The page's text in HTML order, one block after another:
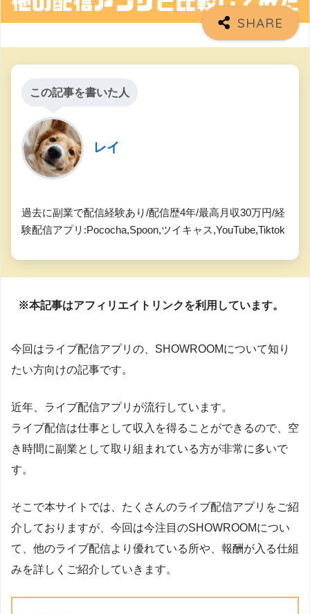
この記事を書いた人
レイ
過去に副業で配信経験あり/配信歴4年/最高月収30万円/経
験配信アプリ:Pococha,Spoon,ツイキャス,YouTube,Tiktok
※本記事はアフィリエイトリンクを利用しています。
今回はライブ配信アプリの、SHOWROOMについて知り
たい方向けの記事です。
近年、ライブ配信アプリが流行しています。
ライブ配信は仕事として収入を得ることができるので、空
き時間に副業として取り組まれている方が非常に多いで
す。
そこで本サイトでは、たくさんのライブ配信アプリをご紹
介しておりますが、今回は今注目のSHOWROOMについ
て、他のライブ配信より優れている所や、報酬が入る仕組
みを詳しくご紹介していきます。